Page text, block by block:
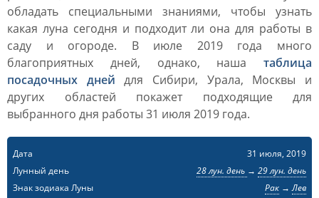
обладать специальными знаниями, чтобы узнать
какая луна сегодня и подходит ли она для работы в
саду и огороде. В июле 2019 года много
благоприятных дней, однако, наша таблица
посадочных дней для Сибири, Урала, Москвы и
других областей покажет подходящие для
выбранного дня работы 31 июля 2019 года.
Дата
31 июля, 2019
Лунный день
28 лун. день → 29 лун. день
Знак зодиака Луны
Рак→Лев